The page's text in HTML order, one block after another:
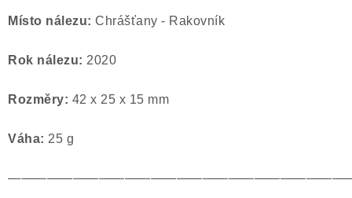
Místo nálezu: Chrášťany - Rakovník
Rok nálezu: 2020
Rozměry: 42 x 25 x 15 mm
Váha: 25 g